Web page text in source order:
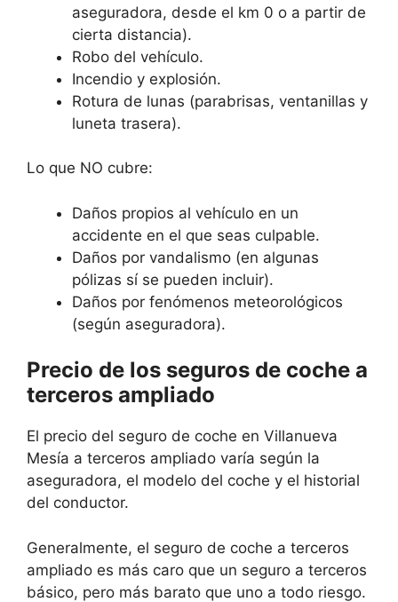
aseguradora, desde el km 0 o a partir de
cierta distancia).
Robo del vehículo.
Incendio y explosión.
Rotura de lunas (parabrisas, ventanillas y
luneta trasera).
Lo que NO cubre:
Daños propios al vehículo en un
accidente en el que seas culpable.
Daños por vandalismo (en algunas
pólizas sí se pueden incluir).
Daños por fenómenos meteorológicos
(según aseguradora).
Precio de los seguros de coche a
terceros ampliado
El precio del seguro de coche en Villanueva
Mesía a terceros ampliado varía según la
aseguradora, el modelo del coche y el historial
del conductor.
Generalmente, el seguro de coche a terceros
ampliado es más caro que un seguro a terceros
básico, pero más barato que uno a todo riesgo.